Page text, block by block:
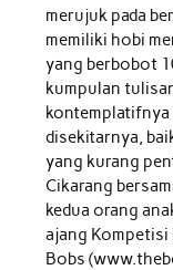
merujuk pada
memiliki hobi
yang berbobot
kumpulan
kontemplatifnya
disekitarnya,
yang kurang
Cikarang
kedua orang
ajang
Bobs